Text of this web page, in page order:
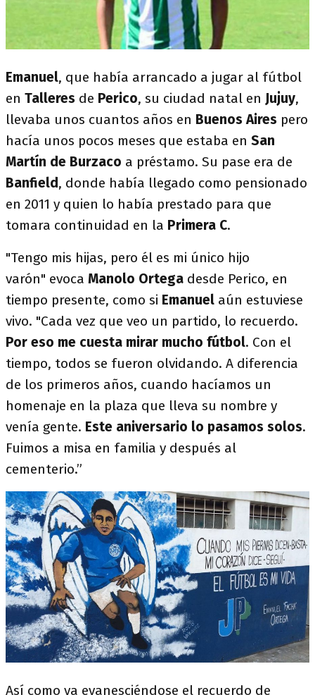
Emanuel, que había arrancado a jugar al fútbol
en Talleres de Perico, su ciudad natal en Jujuy,
llevaba unos cuantos años en Buenos Aires pero
hacía unos pocos meses que estaba en San
Martín de Burzaco a préstamo. Su pase era de
Banfield, donde había llegado como pensionado
en 2011 y quien lo había prestado para que
tomara continuidad en la Primera C.
"Tengo mis hijas, pero él es mi único hijo
varón" evoca Manolo Ortega desde Perico, en
tiempo presente, como si Emanuel aún estuviese
vivo. "Cada vez que veo un partido, lo recuerdo.
Por eso me cuesta mirar mucho fútbol. Con el
tiempo, todos se fueron olvidando. A diferencia
de los primeros años, cuando hacíamos un
homenaje en la plaza que lleva su nombre y
venía gente. Este aniversario lo pasamos solos.
Fuimos a misa en familia y después al
cementerio.”
Así como va evanesciéndose el recuerdo de